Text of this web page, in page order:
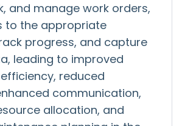
and manage work orders,
to the appropriate
progress, and capture
leading to improved
reduced
communication,
allocation, and